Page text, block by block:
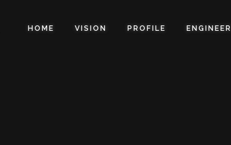
HOME VISION PROFILE ENGINEER